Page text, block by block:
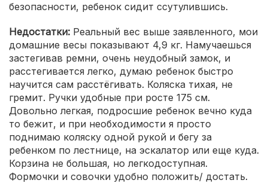
безопасности, ребенок сидит ссутулившись.
Недостатки: Реальный вес выше заявленного, мои
домашние весы показывают 4,9 кг. Намучаешься
застегивав ремни, очень неудобный замок, и
расстегивается легко, думаю ребенок быстро
научится сам расстёгивать. Коляска тихая, не
гремит. Ручки удобные при росте 175 см.
Довольно легкая, подросшие ребенок вечно куда
то бежит, и при необходимости я просто
поднимаю коляску одной рукой и бегу за
ребенком по лестнице, на эскалатор или еще куда.
Корзина не большая, но легкодоступная.
Формочки и совочки удобно положить/ достать.